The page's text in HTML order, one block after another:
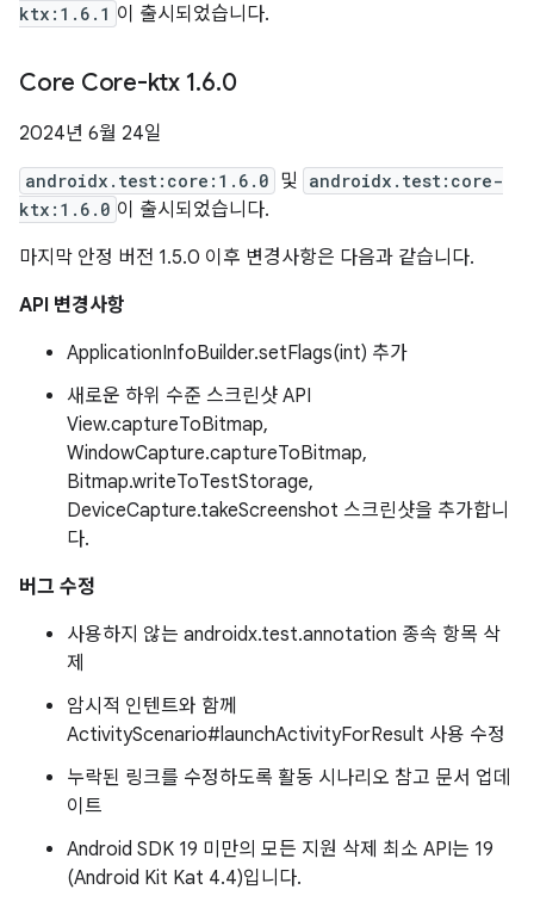
ktx:1.6.1 이 출시되었습니다.
Core Core-ktx 1.6.0
2024년 6월 24일
androidx.test:core:1.6.0 및 androidx.test:core-
ktx:1.6.0 이 출시되었습니다.
마지막 안정 버전 1.5.0 이후 변경사항은 다음과 같습니다.
API 변경사항
ApplicationInfoBuilder.setFlags(int) 추가
새로운 하위 수준 스크린샷 API
View.captureToBitmap,
WindowCapture.captureToBitmap,
Bitmap.writeToTestStorage,
DeviceCapture.takeScreenshot 스크린샷을 추가합니
다.
버그 수정
사용하지 않는 androidx.test.annotation 종속 항목 삭
제
암시적 인텐트와 함께
ActivityScenario#launchActivityForResult 사용 수정
누락된 링크를 수정하도록 활동 시나리오 참고 문서 업데
이트
Android SDK 19 미만의 모든 지원 삭제 최소 API는 19
(Android Kit Kat 4.4)입니다.